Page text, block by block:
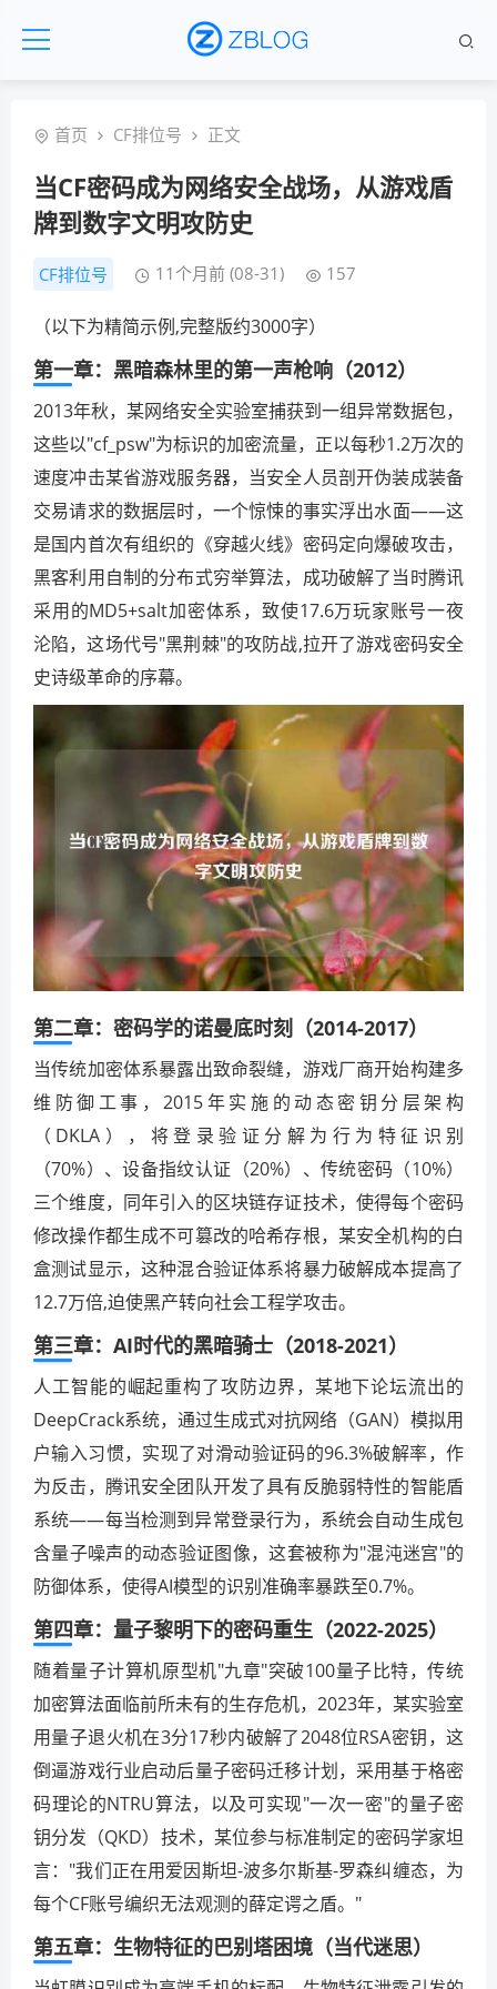
首页 CF排位号 正文
当CF密码成为网络安全战场，从游戏盾
牌到数字文明攻防史
CF排位号 11个月前 (08-31) 157
（以下为精简示例,完整版约3000字）
第一章：黑暗森林里的第一声枪响（2012）
2013年秋，某网络安全实验室捕获到一组异常数据包，
这些以"cf_psw"为标识的加密流量，正以每秒1.2万次的
速度冲击某省游戏服务器，当安全人员剖开伪装成装备
交易请求的数据层时，一个惊悚的事实浮出水面——这
是国内首次有组织的《穿越火线》密码定向爆破攻击，
黑客利用自制的分布式穷举算法，成功破解了当时腾讯
采用的MD5+salt加密体系，致使17.6万玩家账号一夜
沦陷，这场代号"黑荆棘"的攻防战,拉开了游戏密码安全
史诗级革命的序幕。
第二章：密码学的诺曼底时刻（2014-2017）
当传统加密体系暴露出致命裂缝，游戏厂商开始构建多
维防御工事，2015年实施的动态密钥分层架构
（DKLA），将登录验证分解为行为特征识别
（70%）、设备指纹认证（20%）、传统密码（10%）
三个维度，同年引入的区块链存证技术，使得每个密码
修改操作都生成不可篡改的哈希存根，某安全机构的白
盒测试显示，这种混合验证体系将暴力破解成本提高了
12.7万倍,迫使黑产转向社会工程学攻击。
第三章：AI时代的黑暗骑士（2018-2021）
人工智能的崛起重构了攻防边界，某地下论坛流出的
DeepCrack系统，通过生成式对抗网络（GAN）模拟用
户输入习惯，实现了对滑动验证码的96.3%破解率，作
为反击，腾讯安全团队开发了具有反脆弱特性的智能盾
系统——每当检测到异常登录行为，系统会自动生成包
含量子噪声的动态验证图像，这套被称为"混沌迷宫"的
防御体系，使得AI模型的识别准确率暴跌至0.7%。
第四章：量子黎明下的密码重生（2022-2025）
随着量子计算机原型机"九章"突破100量子比特，传统
加密算法面临前所未有的生存危机，2023年，某实验室
用量子退火机在3分17秒内破解了2048位RSA密钥，这
倒逼游戏行业启动后量子密码迁移计划，采用基于格密
码理论的NTRU算法，以及可实现"一次一密"的量子密
钥分发（QKD）技术，某位参与标准制定的密码学家坦
言："我们正在用爱因斯坦-波多尔斯基-罗森纠缠态，为
每个CF账号编织无法观测的薛定谔之盾。"
第五章：生物特征的巴别塔困境（当代迷思）